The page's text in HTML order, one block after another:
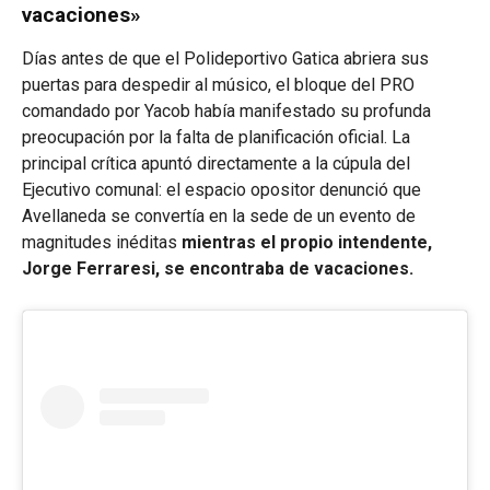
vacaciones»
Días antes de que el Polideportivo Gatica abriera sus
puertas para despedir al músico, el bloque del PRO
comandado por Yacob había manifestado su profunda
preocupación por la falta de planificación oficial. La
principal crítica apuntó directamente a la cúpula del
Ejecutivo comunal: el espacio opositor denunció que
Avellaneda se convertía en la sede de un evento de
magnitudes inéditas mientras el propio intendente,
Jorge Ferraresi, se encontraba de vacaciones.